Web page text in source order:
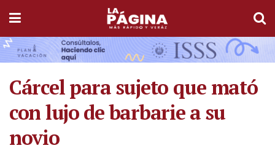
Cárcel para sujeto que mató
con lujo de barbarie a su
novio